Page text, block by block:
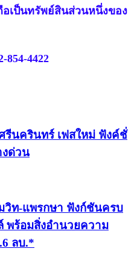
เป็นทรัพย์สินส่วนหนึ่งของ
854-4422
รีนครินทร์ เฟสใหม่ ฟังค์ชั่
งด่วน
วิท-แพรกษา ฟังก์ชันครบ
พร้อมสิ่งอำนวยความ
ลบ.*